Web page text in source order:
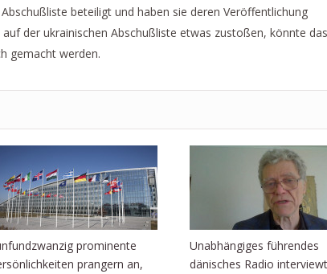
beteiligt und haben sie deren Veröffentlichung
der ukrainischen Abschußliste etwas zustoßen, könnte
gemacht werden.
prominente
prangern an,
Unabhängiges führendes
dänisches Radio